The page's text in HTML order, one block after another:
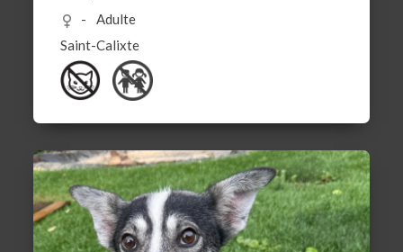
Adulte
Saint-Calixte